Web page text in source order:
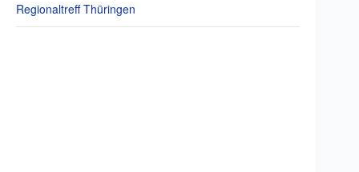
Regionaltreff Thüringen